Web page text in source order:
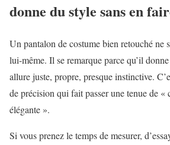
donne du style sans en
Un pantalon de costume bien retouché ne
lui-même. Il se remarque parce qu’il
allure juste, propre, presque instinctive.
de précision qui fait passer une tenue de «
élégante ».
Si vous prenez le temps de mesurer,